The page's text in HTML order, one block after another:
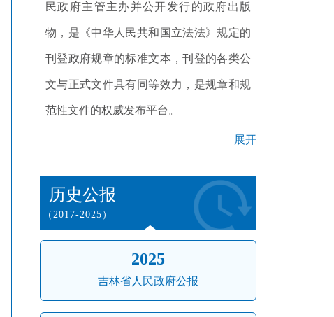
民政府主管主办并公开发行的政府出版
物，是《中华人民共和国立法法》规定的
刊登政府规章的标准文本，刊登的各类公
文与正式文件具有同等效力，是规章和规
范性文件的权威发布平台。
展开
历史公报
（2017-2025）
2025
吉林省人民政府公报